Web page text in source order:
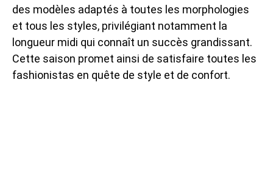
des modèles adaptés à toutes les morphologies
et tous les styles, privilégiant notamment la
longueur midi qui connaît un succès grandissant.
Cette saison promet ainsi de satisfaire toutes les
fashionistas en quête de style et de confort.